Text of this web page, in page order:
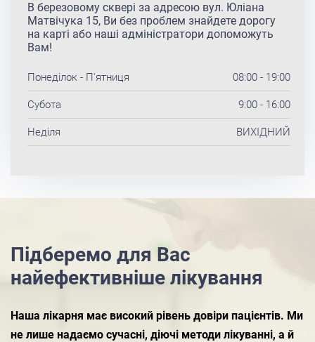
В березовому сквері за адресою вул. Юліана
Матвічука 15, Ви без проблем знайдете дорогу
на карті або наші адміністратори допоможуть
Вам!
Понеділок - П'ятниця 08:00 - 19:00
Субота 9:00 - 16:00
Неділя ВИХІДНИЙ
Підберемо для Вас
найефективніше лікування
Наша лікарня має високий рівень довіри пацієнтів. Ми
не лише надаємо сучасні, діючі методи лікуванні, а й